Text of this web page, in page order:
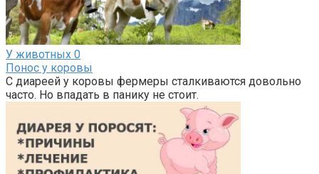
У животных 0
Понос у коровы
С диареей у коровы фермеры сталкиваются довольно
часто. Но впадать в панику не стоит.